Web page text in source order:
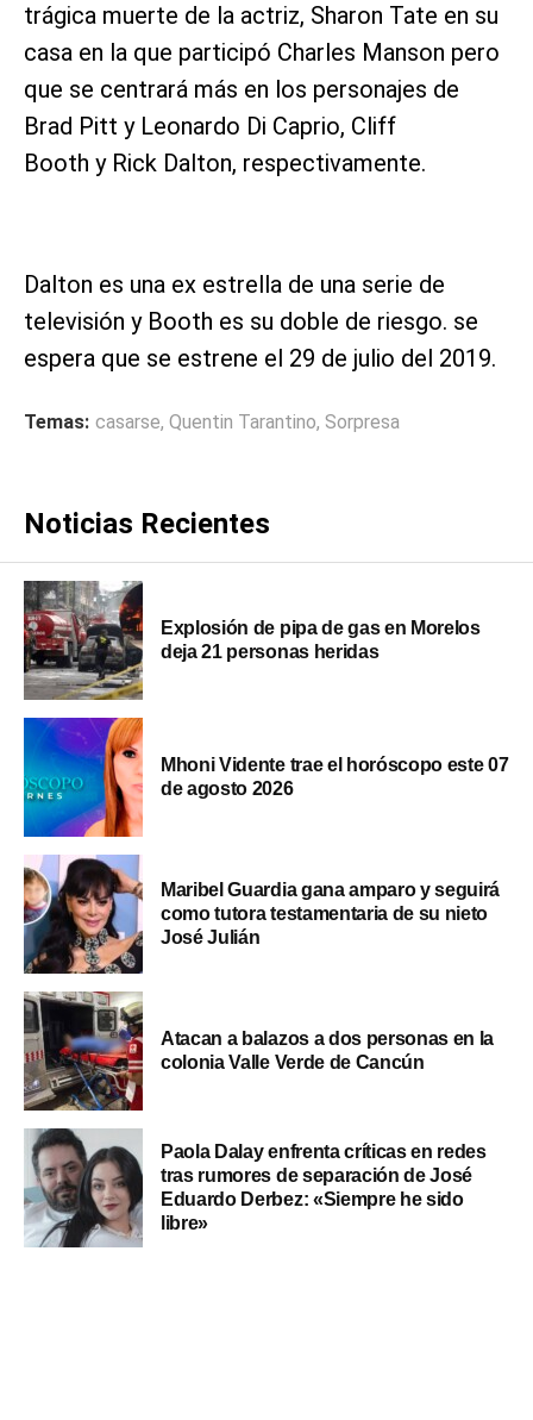
trágica muerte de la actriz, Sharon Tate en su
casa en la que participó Charles Manson pero
que se centrará más en los personajes de
Brad Pitt y Leonardo Di Caprio, Cliff
Booth y Rick Dalton, respectivamente.
Dalton es una ex estrella de una serie de
televisión y Booth es su doble de riesgo. se
espera que se estrene el 29 de julio del 2019.
Temas: casarse, Quentin Tarantino, Sorpresa
Noticias Recientes
Explosión de pipa de gas en Morelos
deja 21 personas heridas
Mhoni Vidente trae el horóscopo este 07
de agosto 2026
Maribel Guardia gana amparo y seguirá
como tutora testamentaria de su nieto
José Julián
Atacan a balazos a dos personas en la
colonia Valle Verde de Cancún
Paola Dalay enfrenta críticas en redes
tras rumores de separación de José
Eduardo Derbez: «Siempre he sido
libre»